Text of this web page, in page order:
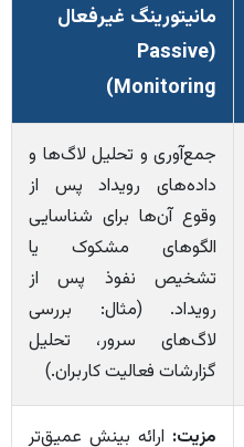
مانیتورینگ غیرفعال
(Passive
Monitoring)
جمع‌آوری و تحلیل لاگ‌ها و
داده‌های رویداد پس از
وقوع آن‌ها برای شناسایی
الگوهای مشکوک یا
تشخیص نفوذ پس از
رویداد. (مثال: بررسی
لاگ‌های سرور، تحلیل
گزارشات فعالیت کاربران.)
مزیت: ارائه بینش عمیق‌تر